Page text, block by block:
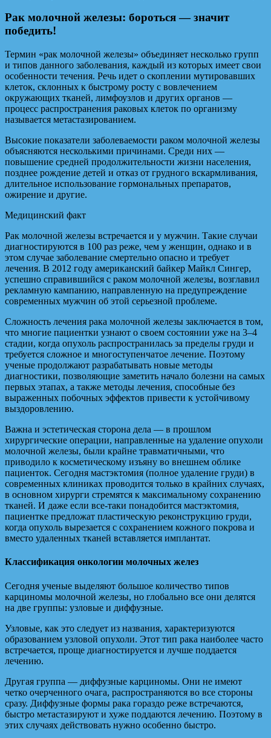
Рак молочной железы: бороться — значит
победить!
Термин «рак молочной железы» объединяет несколько групп
и типов данного заболевания, каждый из которых имеет свои
особенности течения. Речь идет о скоплении мутировавших
клеток, склонных к быстрому росту с вовлечением
окружающих тканей, лимфоузлов и других органов —
процесс распространения раковых клеток по организму
называется метастазированием.
Высокие показатели заболеваемости раком молочной железы
объясняются несколькими причинами. Среди них —
повышение средней продолжительности жизни населения,
позднее рождение детей и отказ от грудного вскармливания,
длительное использование гормональных препаратов,
ожирение и другие.
Медицинский факт
Рак молочной железы встречается и у мужчин. Такие случаи
диагностируются в 100 раз реже, чем у женщин, однако и в
этом случае заболевание смертельно опасно и требует
лечения. В 2012 году американский байкер Майкл Сингер,
успешно справившийся с раком молочной железы, возглавил
рекламную кампанию, направленную на предупреждение
современных мужчин об этой серьезной проблеме.
Сложность лечения рака молочной железы заключается в том,
что многие пациентки узнают о своем состоянии уже на 3–4
стадии, когда опухоль распространилась за пределы груди и
требуется сложное и многоступенчатое лечение. Поэтому
ученые продолжают разрабатывать новые методы
диагностики, позволяющие заметить начало болезни на самых
первых этапах, а также методы лечения, способные без
выраженных побочных эффектов привести к устойчивому
выздоровлению.
Важна и эстетическая сторона дела — в прошлом
хирургические операции, направленные на удаление опухоли
молочной железы, были крайне травматичными, что
приводило к косметическому изъяну во внешнем облике
пациенток. Сегодня мастэктомия (полное удаление груди) в
современных клиниках проводится только в крайних случаях,
в основном хирурги стремятся к максимальному сохранению
тканей. И даже если все-таки понадобится мастэктомия,
пациентке предложат пластическую реконструкцию груди,
когда опухоль вырезается с сохранением кожного покрова и
вместо удаленных тканей вставляется имплантат.
Классификация онкологии молочных желез
Сегодня ученые выделяют большое количество типов
карциномы молочной железы, но глобально все они делятся
на две группы: узловые и диффузные.
Узловые, как это следует из названия, характеризуются
образованием узловой опухоли. Этот тип рака наиболее часто
встречается, проще диагностируется и лучше поддается
лечению.
Другая группа — диффузные карциномы. Они не имеют
четко очерченного очага, распространяются во все стороны
сразу. Диффузные формы рака гораздо реже встречаются,
быстро метастазируют и хуже поддаются лечению. Поэтому в
этих случаях действовать нужно особенно быстро.